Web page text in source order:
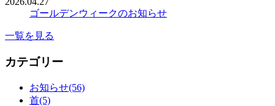
ゴールデンウィークのお知らせ
一覧を見る
カテゴリー
お知らせ(56)
首(5)